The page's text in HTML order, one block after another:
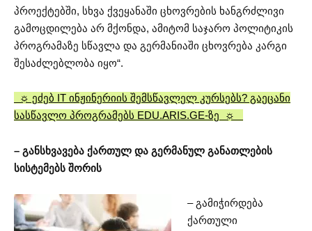
პროექტებში, სხვა ქვეყანაში ცხოვრების ხანგრძლივი
გამოცდილება არ მქონდა, ამიტომ საჯარო პოლიტიკის
პროგრამაზე სწავლა და გერმანიაში ცხოვრება კარგი
შესაძლებლობა იყო“.
☼ ეძებ IT ინჟინერიის შემსწავლელ კურსებს? გაეცანი
სასწავლო პროგრამებს EDU.ARIS.GE-ზე ☼
– განსხვავება ქართულ და გერმანულ განათლების
სისტემებს შორის
– გამიჭირდება
ქართული